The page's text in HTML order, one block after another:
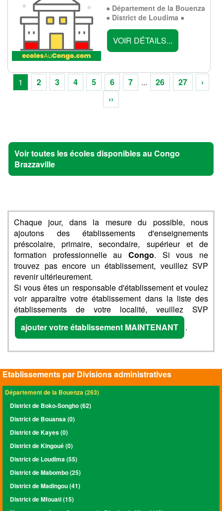
● Département de la Bouenza
● District de Loudima ●
VOIR DÉTAILS...
1 2 3 4 5 6 7 ... 26 27
›
››
Voir toutes les écoles disponibles au Congo
Brazzaville
Chaque jour, dans la mesure du possible, nous
ajoutons des établissements d'enseignements
préscolaire, primaire, secondaire, supérieur et de
formation professionnelle au Congo. Si vous ne
trouvez pas encore un établissement, veuillez SVP
revenir ultérieurement.
Si vous êtes un responsable d'établissement et voulez
voir apparaître votre établissement dans la liste des
établissements de votre localité, veuillez SVP
ajouter votre établissement MAINTENANT
.
Etablissements par Divisions administratives
Département de la Bouenza (263)
District de Boko-Songho (62)
District de Bouansa (0)
District de Kayes (0)
District de Kingoué (0)
District de Loudima (55)
District de Mabombo (25)
District de Madingou (41)
District de Mfouati (15)